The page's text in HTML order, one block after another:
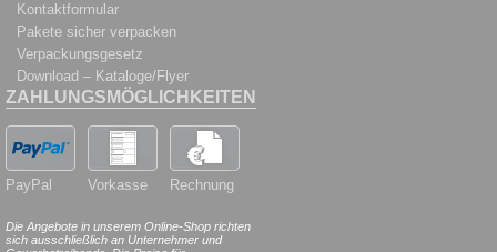
Kontaktformular
Pakete sicher verpacken
Verpackungsgesetz
Download – Kataloge/Flyer
ZAHLUNGSMÖGLICHKEITEN
PayPal Vorkasse Rechnung
Die Angebote in unserem Online-Shop richten
sich ausschließlich an Unternehmer und